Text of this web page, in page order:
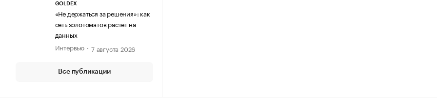
GOLDEX
«Не держаться за решения»: как
сеть золотоматов растет на
данных
Интервью
7 августа 2026
Все публикации